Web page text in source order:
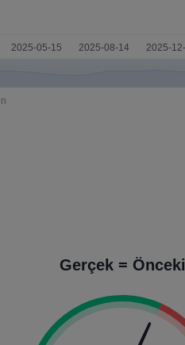
Gerçek = Önceki